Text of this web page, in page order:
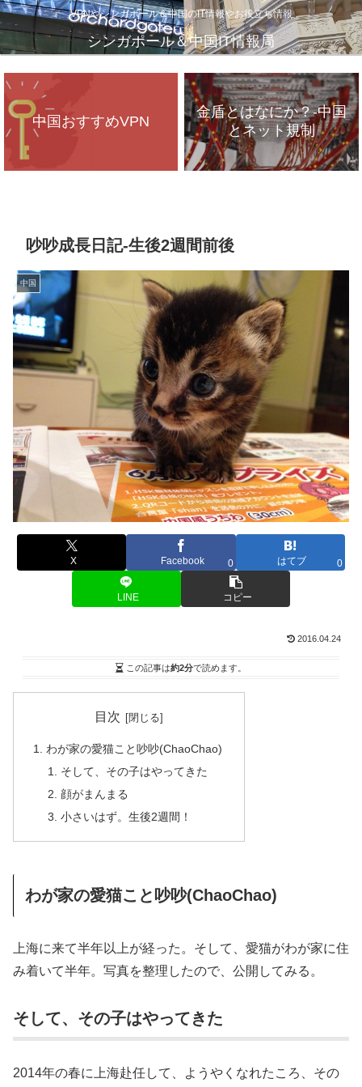
VPNやシンガポール＆中国のIT情報やお役立ち情報
シンガポール＆中国IT情報局
中国おすすめVPN
金盾とはなにか？-中国
とネット規制
吵吵成長日記-生後2週間前後
中国
X Facebook 0 はてブ 0
LINE コピー
2016.04.24
この記事は約2分で読めます。
目次
わが家の愛猫こと吵吵(ChaoChao)
そして、その子はやってきた
顔がまんまる
小さいはず。生後2週間！
わが家の愛猫こと吵吵(ChaoChao)
上海に来て半年以上が経った。そして、愛猫がわが家に住
み着いて半年。写真を整理したので、公開してみる。
そして、その子はやってきた
2014年の春に上海赴任して、ようやくなれたころ、その